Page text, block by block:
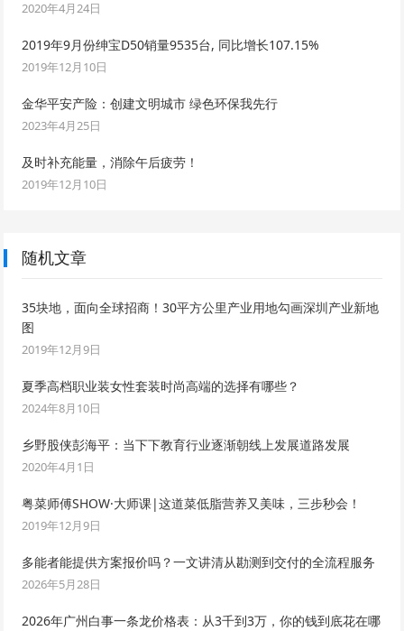
2020年4月24日
2019年9月份绅宝D50销量9535台, 同比增长107.15%
2019年12月10日
金华平安产险：创建文明城市 绿色环保我先行
2023年4月25日
及时补充能量，消除午后疲劳！
2019年12月10日
随机文章
35块地，面向全球招商！30平方公里产业用地勾画深圳产业新地
图
2019年12月9日
夏季高档职业装女性套装时尚高端的选择有哪些？
2024年8月10日
乡野股侠彭海平：当下下教育行业逐渐朝线上发展道路发展
2020年4月1日
粤菜师傅SHOW·大师课|这道菜低脂营养又美味，三步秒会！
2019年12月9日
多能者能提供方案报价吗？一文讲清从勘测到交付的全流程服务
2026年5月28日
2026年广州白事一条龙价格表：从3千到3万，你的钱到底花在哪